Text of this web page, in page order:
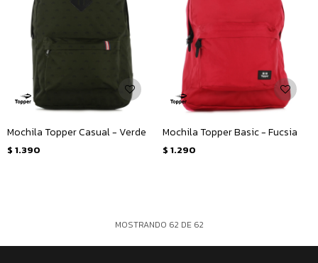
Mochila Topper Casual - Verde
$ 1.390
Mochila Topper Basic - Fucsia
$ 1.290
MOSTRANDO 62 DE 62